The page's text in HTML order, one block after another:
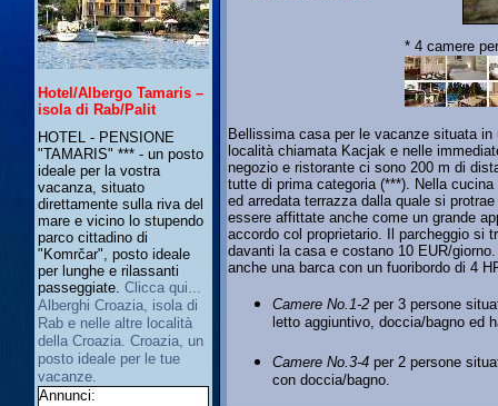
Hotel/Albergo Tamaris –
isola di Rab/Palit
HOTEL - PENSIONE
"TAMARIS" *** - un posto
ideale per la vostra
vacanza, situato
direttamente sulla riva del
mare e vicino lo stupendo
parco cittadino di
"Komrčar", posto ideale
per lunghe e rilassanti
passeggiate. Clicca qui...
Alberghi Croazia, isola di
Rab e nelle altre località
della Croazia. Croazia, un
posto ideale per le tue
vacanze.
Annunci:
* 4 camere
Bellissima casa per le vacanze situata
località chiamata Kacjak e nelle
negozio e ristorante ci sono 200 m di
tutte di prima categoria (***). Nella
ed arredata terrazza dalla quale si
essere affittate anche come un grande
accordo col proprietario. Il parcheggio si
davanti la casa e costano 10 EUR/
anche una barca con un fuoribordo di 4
Camere No.1-2 per 3 persone
letto aggiuntivo, doccia/bagno ed
Camere No.3-4 per 2 persone
con doccia/bagno.